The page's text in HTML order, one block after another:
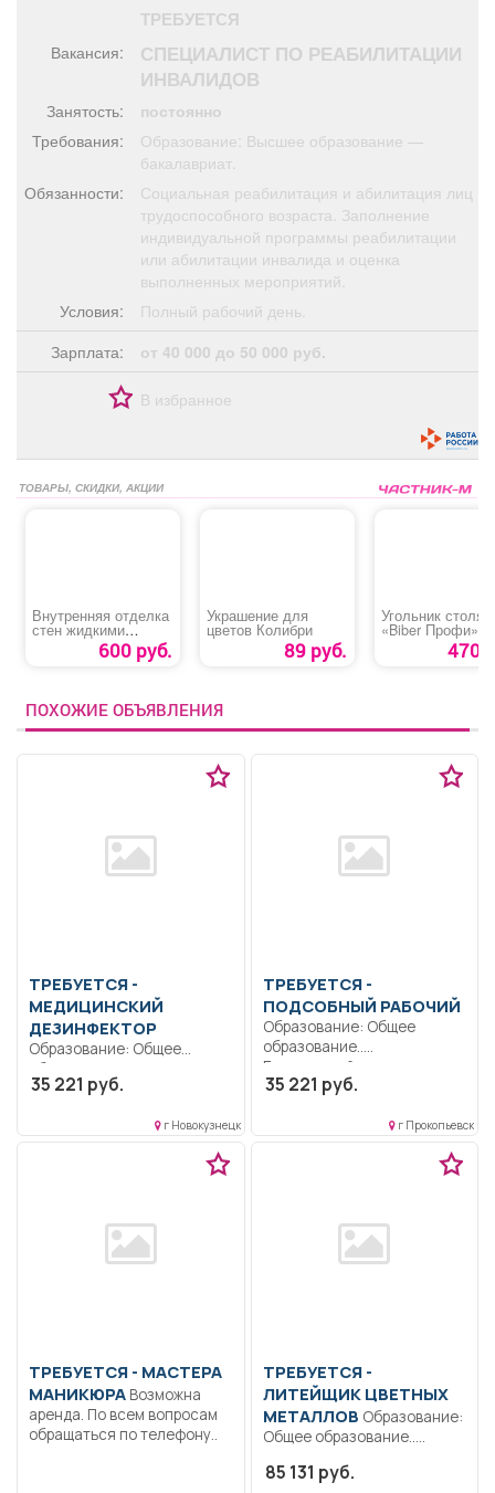
Обучение
Товары Поздравления Погода
Я - пенсионер
ТРЕБУЕТСЯ
Вакансия:
СПЕЦИАЛИСТ ПО РЕАБИЛИТАЦИИ
ИНВАЛИДОВ
Занятость:
постоянно
Требования:
Образование: Высшее образование —
бакалавриат.
Обязанности:
Социальная реабилитация и абилитация лиц
трудоспособного возраста. Заполнение
индивидуальной программы реабилитации
или абилитации инвалида и оценка
выполненных мероприятий.
Условия:
Полный рабочий день.
Зарплата:
от 40 000 до 50 000 руб.
В избранное
ТОВАРЫ, СКИДКИ, АКЦИИ
Внутренняя отделка
стен жидкими
600 руб.
Украшение для
цветов Колибри
89 руб.
Угольник
«Biber Профи»
470
ПОХОЖИЕ ОБЪЯВЛЕНИЯ
ТРЕБУЕТСЯ -
МЕДИЦИНСКИЙ
ДЕЗИНФЕКТОР
Образование: Общее
образование..
Осуществляет работу под
35 221 руб.
г Новокузнецк
ТРЕБУЕТСЯ -
ПОДСОБНЫЙ РАБОЧИЙ
Образование: Общее
образование..
Благоустройство
территории.. Неполный
35 221 руб.
г Прокопьевск
ТРЕБУЕТСЯ - МАСТЕРА
МАНИКЮРА
аренда. По всем вопросам
обращаться по телефону..
ТРЕБУЕТСЯ -
ЛИТЕЙЩИК ЦВЕТНЫХ
МЕТАЛЛОВ
Общее образование..
алюминия и сплавов на...
85 131 руб.